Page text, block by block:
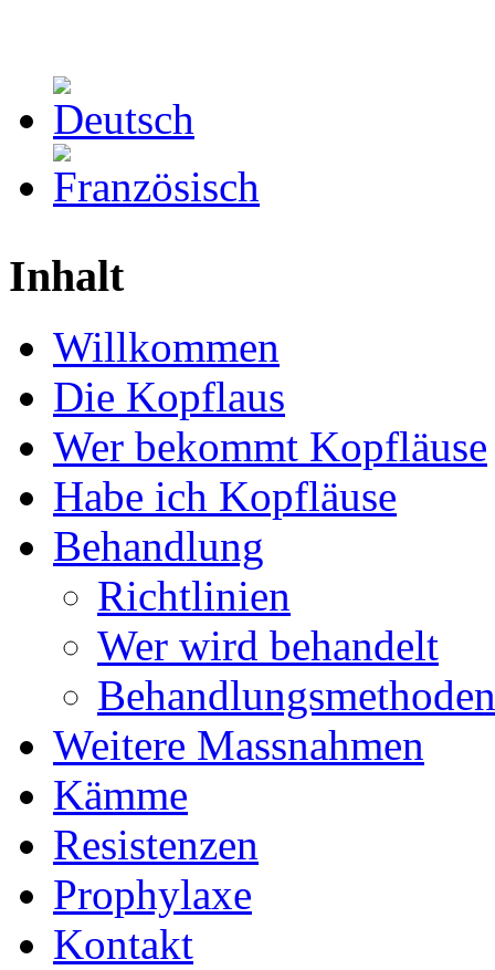
Inhalt
Willkommen
Die Kopflaus
Wer bekommt Kopfläuse
Habe ich Kopfläuse
Behandlung
Richtlinien
Wer wird behandelt
Behandlungsmethoden
Weitere Massnahmen
Kämme
Resistenzen
Prophylaxe
Kontakt